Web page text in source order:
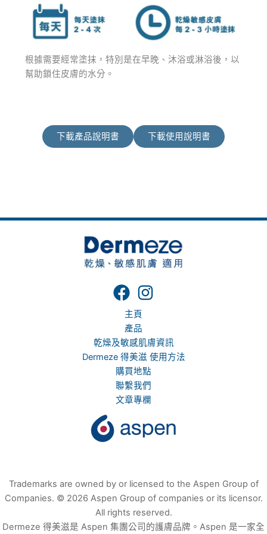
根據需要經常塗抹，特別是在早晚、沐浴或淋浴後，以
幫助鎖住皮膚的水分。
下載產品說明書 下載使用說明書
主頁
產品
乾燥及敏感肌膚資訊
Dermeze 得美滋 使用方法
購買地點
聯繫我們
文章專欄
Trademarks are owned by or licensed to the Aspen Group of
Companies. © 2026 Aspen Group of companies or its licensor.
All rights reserved.
Dermeze 得美滋是 Aspen 集團公司的護膚品牌。Aspen 是一家全